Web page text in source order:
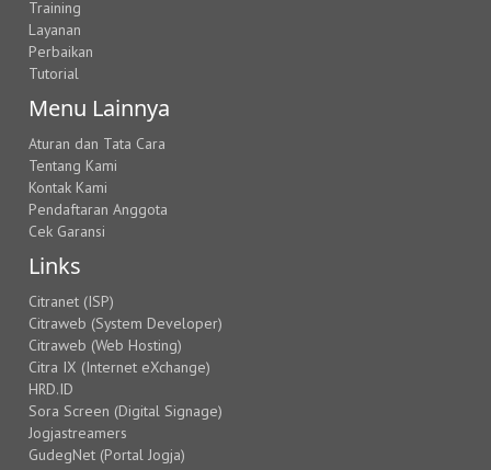
Training
Layanan
Perbaikan
Tutorial
Menu Lainnya
Aturan dan Tata Cara
Tentang Kami
Kontak Kami
Pendaftaran Anggota
Cek Garansi
Links
Citranet (ISP)
Citraweb (System Developer)
Citraweb (Web Hosting)
Citra IX (Internet eXchange)
HRD.ID
Sora Screen (Digital Signage)
Jogjastreamers
GudegNet (Portal Jogja)